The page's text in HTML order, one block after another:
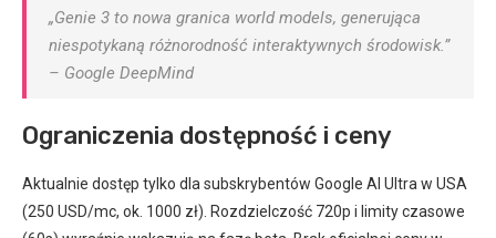
„Genie 3 to nowa granica world models, generująca
niespotykaną różnorodność interaktywnych środowisk.”
– Google DeepMind
Ograniczenia dostępność i ceny
Aktualnie dostęp tylko dla subskrybentów Google AI Ultra w USA
(250 USD/mc, ok. 1000 zł). Rozdzielczość 720p i limity czasowe